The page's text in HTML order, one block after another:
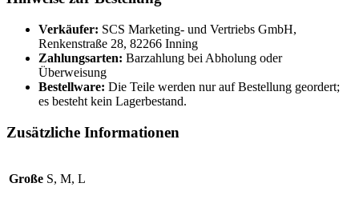
Verkäufer: SCS Marketing- und Vertriebs GmbH,
Renkenstraße 28, 82266 Inning
Zahlungsarten: Barzahlung bei Abholung oder
Überweisung
Bestellware: Die Teile werden nur auf Bestellung geordert;
es besteht kein Lagerbestand.
Zusätzliche Informationen
Große S, M, L